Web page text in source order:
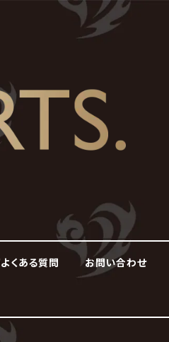
くある質問 お問い合わせ